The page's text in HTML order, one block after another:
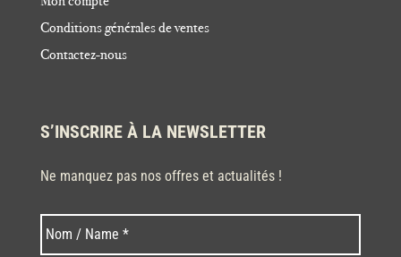
Conditions générales de ventes
Contactez-nous
S’INSCRIRE À LA NEWSLETTER
Ne manquez pas nos offres et actualités !
Nom * Nom